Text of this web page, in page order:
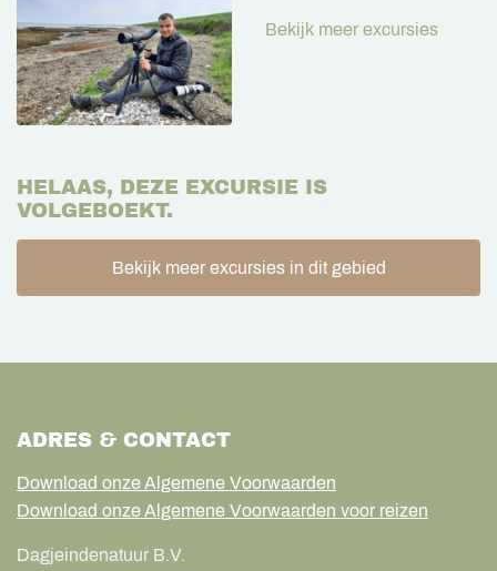
Bekijk meer excursies
HELAAS, DEZE EXCURSIE IS
VOLGEBOEKT.
Bekijk meer excursies in dit gebied
ADRES & CONTACT
Download onze Algemene Voorwaarden
Download onze Algemene Voorwaarden voor reizen
Dagjeindenatuur B.V.